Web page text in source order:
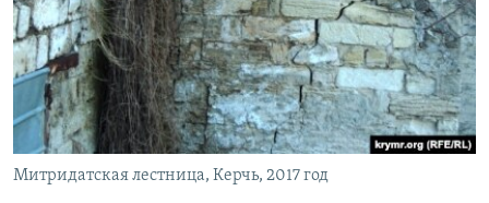
Митридатская лестница, Керчь, 2017 год